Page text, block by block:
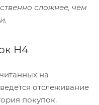
сложнее, чем
H4
на
отслеживание
покупок.